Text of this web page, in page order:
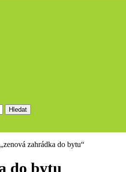
Hledat
zahrádka do bytu“
do bytu